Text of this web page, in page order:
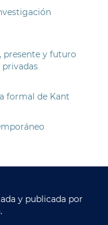
presente y futuro
privadas
formal de Kant
y publicada por